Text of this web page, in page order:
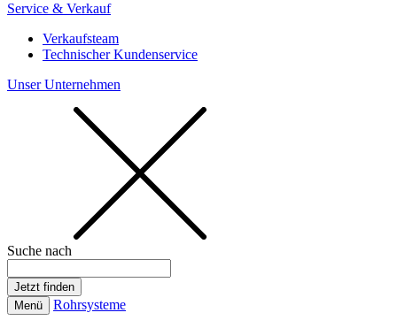
Service & Verkauf
Verkaufsteam
Technischer Kundenservice
Unser Unternehmen
Suche nach
Menü Rohrsysteme